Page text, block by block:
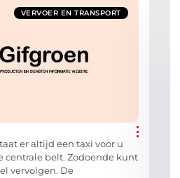
VERVOER EN TRANSPORT
er altijd een taxi voor u
centrale belt. Zodoende kunt
vervolgen. De